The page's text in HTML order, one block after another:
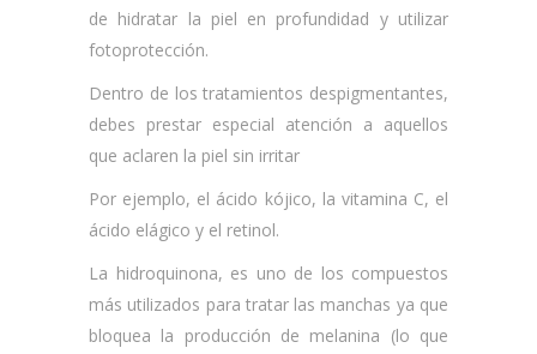
de hidratar la piel en profundidad y utilizar
fotoprotección.
Dentro de los tratamientos despigmentantes,
debes prestar especial atención a aquellos
que aclaren la piel sin irritar
Por ejemplo, el ácido kójico, la vitamina C, el
ácido elágico y el retinol.
La hidroquinona, es uno de los compuestos
más utilizados para tratar las manchas ya que
bloquea la producción de melanina (lo que